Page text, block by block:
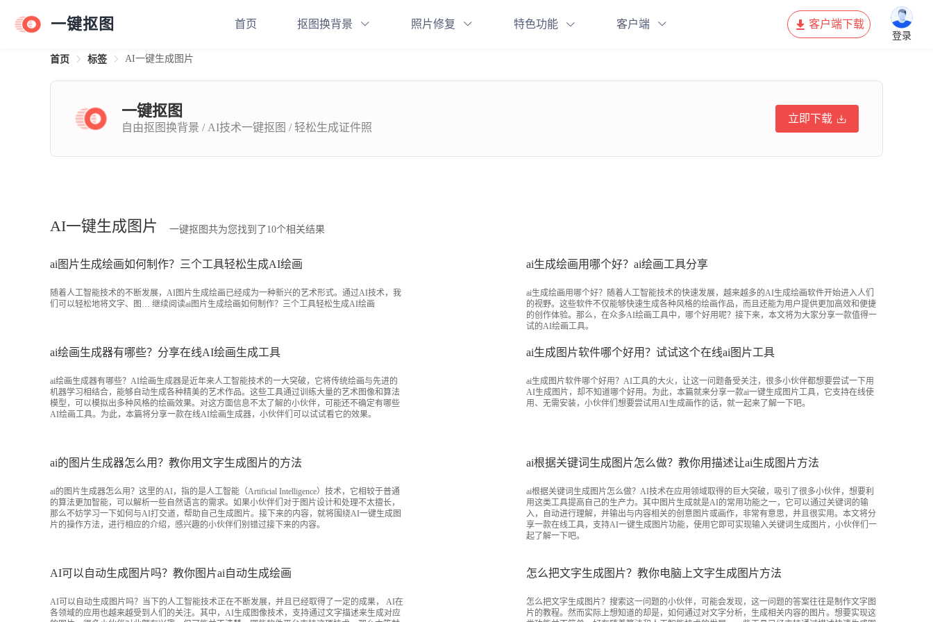
一键抠图 首页 抠图换背景 照片修复 特色功能 客户端 客户端下载
登录
首页 标签 AI一键生成图片
一键抠图
自由抠图换背景 / AI技术一键抠图 / 轻松生成证件照
立即下载
AI一键生成图片 一键抠图共为您找到了10个相关结果
ai图片生成绘画如何制作？三个工具轻松生成AI绘画
随着人工智能技术的不断发展，AI图片生成绘画已经成为一种新兴的艺术形式。通过AI技术，我
们可以轻松地将文字、图… 继续阅读ai图片生成绘画如何制作？三个工具轻松生成AI绘画
ai生成绘画用哪个好？ai绘画工具分享
ai生成绘画用哪个好？随着人工智能技术的快速发展，越来越多的AI生成绘画软件开始进入人们
的视野。这些软件不仅能够快速生成各种风格的绘画作品，而且还能为用户提供更加高效和便捷
的创作体验。那么，在众多AI绘画工具中，哪个好用呢？接下来，本文将为大家分享一款值得一
试的AI绘画工具。
ai绘画生成器有哪些？分享在线AI绘画生成工具
ai绘画生成器有哪些？AI绘画生成器是近年来人工智能技术的一大突破，它将传统绘画与先进的
机器学习相结合，能够自动生成各种精美的艺术作品。这些工具通过训练大量的艺术图像和算法
模型，可以模拟出多种风格的绘画效果。对这方面信息不太了解的小伙伴，可能还不确定有哪些
AI绘画工具。为此，本篇将分享一款在线AI绘画生成器，小伙伴们可以试试看它的效果。
ai生成图片软件哪个好用？试试这个在线ai图片工具
ai生成图片软件哪个好用？AI工具的大火，让这一问题备受关注，很多小伙伴都想要尝试一下用
AI生成图片，却不知道哪个好用。为此，本篇就来分享一款ai一键生成图片工具，它支持在线使
用、无需安装，小伙伴们想要尝试用AI生成画作的话，就一起来了解一下吧。
ai的图片生成器怎么用？教你用文字生成图片的方法
ai的图片生成器怎么用？这里的AI，指的是人工智能（Artificial Intelligence）技术，它相较于普通
的算法更加智能，可以解析一些自然语言的需求。如果小伙伴们对于图片设计和处理不太擅长，
那么不妨学习一下如何与AI打交道，帮助自己生成图片。接下来的内容，就将围绕AI一键生成图
片的操作方法，进行相应的介绍，感兴趣的小伙伴们别错过接下来的内容。
ai根据关键词生成图片怎么做？教你用描述让ai生成图片方法
ai根据关键词生成图片怎么做？AI技术在应用领域取得的巨大突破，吸引了很多小伙伴，想要利
用这类工具提高自己的生产力。其中图片生成就是AI的常用功能之一，它可以通过关键词的输
入，自动进行理解，并输出与内容相关的创意图片或画作，非常有意思，并且很实用。本文将分
享一款在线工具，支持AI一键生成图片功能，使用它即可实现输入关键词生成图片，小伙伴们一
起了解一下吧。
AI可以自动生成图片吗？教你图片ai自动生成绘画
AI可以自动生成图片吗？当下的人工智能技术正在不断发展，并且已经取得了一定的成果， AI在
各领域的应用也越来越受到人们的关注。其中，AI生成图像技术，支持通过文字描述来生成对应
怎么把文字生成图片？教你电脑上文字生成图片方法
怎么把文字生成图片？搜索这一问题的小伙伴，可能会发现，这一问题的答案往往是制作文字图
片的教程。然而实际上想知道的却是，如何通过对文字分析，生成相关内容的图片。想要实现这